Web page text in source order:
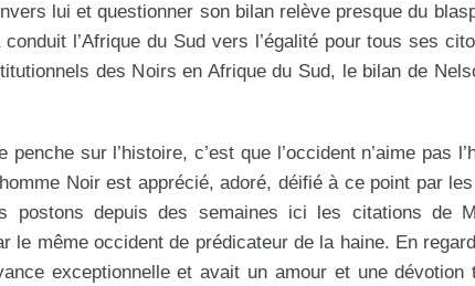
lui et questionner son bilan relève presque du
l’Afrique du Sud vers l’égalité pour tous ses
des Noirs en Afrique du Sud, le bilan de
sur l’histoire, c’est que l’occident n’aime pas
Noir est apprécié, adoré, déifié à ce point par
postons depuis des semaines ici les citations de
le même occident de prédicateur de la haine. En
exceptionnelle et avait un amour et une dévotion